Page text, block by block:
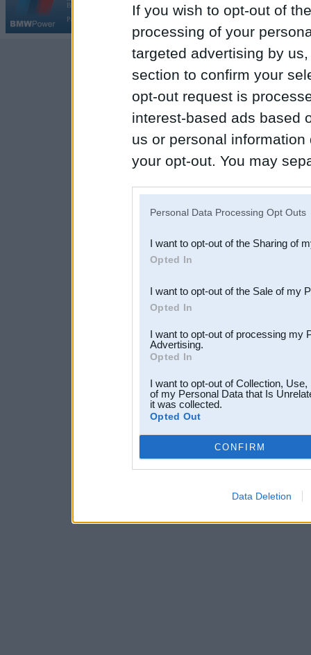
If you wish to opt-out of
processing of your
targeted advertising by
section to confirm your
opt-out request is
interest-based ads based
us or personal
your opt-out. You may
Downstream Participants
third parties.
Personal Data Processing Opt Outs
I want to opt-out of the Sharing of
Opted In
I want to opt-out of the Sale of my
Opted In
I want to opt-out of processing my
Advertising.
Opted In
I want to opt-out of Collection,
of my Personal Data that Is
it was collected.
Opted Out
CONFIRM
Data Deletion
BMW AG.
Par BMWPower
|Reklāma
Galvena |